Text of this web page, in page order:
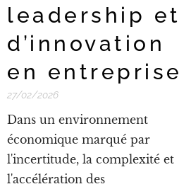
leadership et
d’innovation
en entreprise
27/02/2026
Dans un environnement
économique marqué par
l'incertitude, la complexité et
l'accélération des